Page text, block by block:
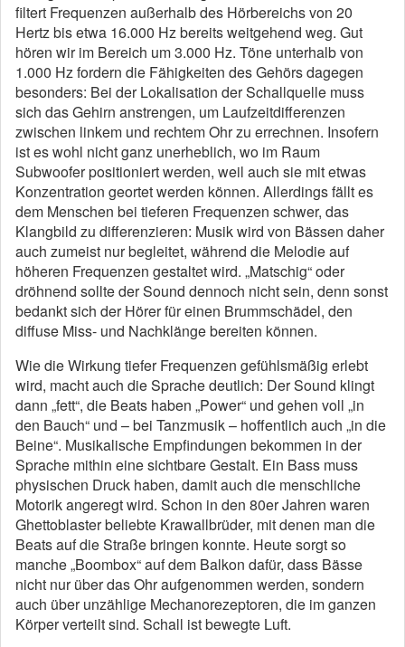
filtert Frequenzen außerhalb des Hörbereichs von 20
Hertz bis etwa 16.000 Hz bereits weitgehend weg. Gut
hören wir im Bereich um 3.000 Hz. Töne unterhalb von
1.000 Hz fordern die Fähigkeiten des Gehörs dagegen
besonders: Bei der Lokalisation der Schallquelle muss
sich das Gehirn anstrengen, um Laufzeitdifferenzen
zwischen linkem und rechtem Ohr zu errechnen. Insofern
ist es wohl nicht ganz unerheblich, wo im Raum
Subwoofer positioniert werden, weil auch sie mit etwas
Konzentration geortet werden können. Allerdings fällt es
dem Menschen bei tieferen Frequenzen schwer, das
Klangbild zu differenzieren: Musik wird von Bässen daher
auch zumeist nur begleitet, während die Melodie auf
höheren Frequenzen gestaltet wird. „Matschig“ oder
dröhnend sollte der Sound dennoch nicht sein, denn sonst
bedankt sich der Hörer für einen Brummschädel, den
diffuse Miss- und Nachklänge bereiten können.
Wie die Wirkung tiefer Frequenzen gefühlsmäßig erlebt
wird, macht auch die Sprache deutlich: Der Sound klingt
dann „fett“, die Beats haben „Power“ und gehen voll „in
den Bauch“ und – bei Tanzmusik – hoffentlich auch „in die
Beine“. Musikalische Empfindungen bekommen in der
Sprache mithin eine sichtbare Gestalt. Ein Bass muss
physischen Druck haben, damit auch die menschliche
Motorik angeregt wird. Schon in den 80er Jahren waren
Ghettoblaster beliebte Krawallbrüder, mit denen man die
Beats auf die Straße bringen konnte. Heute sorgt so
manche „Boombox“ auf dem Balkon dafür, dass Bässe
nicht nur über das Ohr aufgenommen werden, sondern
auch über unzählige Mechanorezeptoren, die im ganzen
Körper verteilt sind. Schall ist bewegte Luft.